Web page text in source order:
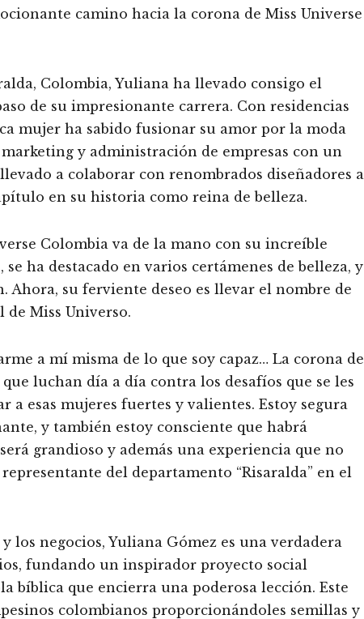
camino hacia la corona de Miss Universe
Colombia, Yuliana ha llevado consigo el
de su impresionante carrera. Con residencias
mujer ha sabido fusionar su amor por la moda
y administración de empresas con un
a colaborar con renombrados diseñadores a
en su historia como reina de belleza.
Colombia va de la mano con su increíble
ha destacado en varios certámenes de belleza, y
Ahora, su ferviente deseo es llevar el nombre de
Miss Universo.
a mí misma de lo que soy capaz… La corona de
luchan día a día contra los desafíos que se les
esas mujeres fuertes y valientes. Estoy segura
y también estoy consciente que habrá
grandioso y además una experiencia que no
del departamento “Risaralda” en el
los negocios, Yuliana Gómez es una verdadera
fundando un inspirador proyecto social
bíblica que encierra una poderosa lección. Este
colombianos proporcionándoles semillas y